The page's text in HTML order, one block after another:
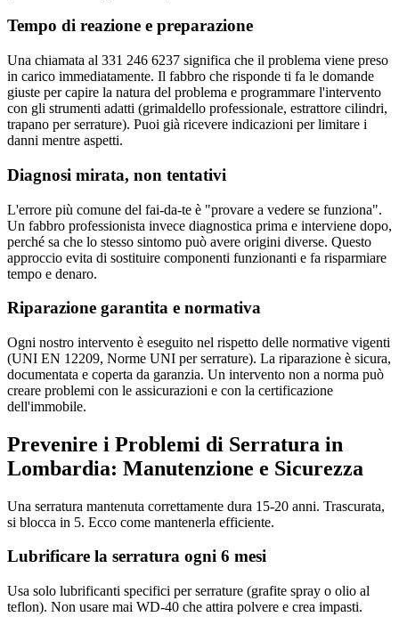
Tempo di reazione e preparazione
Una chiamata al 331 246 6237 significa che il problema viene preso
in carico immediatamente. Il fabbro che risponde ti fa le domande
giuste per capire la natura del problema e programmare l'intervento
con gli strumenti adatti (grimaldello professionale, estrattore cilindri,
trapano per serrature). Puoi già ricevere indicazioni per limitare i
danni mentre aspetti.
Diagnosi mirata, non tentativi
L'errore più comune del fai-da-te è "provare a vedere se funziona".
Un fabbro professionista invece diagnostica prima e interviene dopo,
perché sa che lo stesso sintomo può avere origini diverse. Questo
approccio evita di sostituire componenti funzionanti e fa risparmiare
tempo e denaro.
Riparazione garantita e normativa
Ogni nostro intervento è eseguito nel rispetto delle normative vigenti
(UNI EN 12209, Norme UNI per serrature). La riparazione è sicura,
documentata e coperta da garanzia. Un intervento non a norma può
creare problemi con le assicurazioni e con la certificazione
dell'immobile.
Prevenire i Problemi di Serratura in
Lombardia: Manutenzione e Sicurezza
Una serratura mantenuta correttamente dura 15-20 anni. Trascurata,
si blocca in 5. Ecco come mantenerla efficiente.
Lubrificare la serratura ogni 6 mesi
Usa solo lubrificanti specifici per serrature (grafite spray o olio al
teflon). Non usare mai WD-40 che attira polvere e crea impasti.